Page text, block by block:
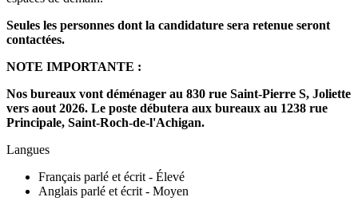
Seules les personnes dont la candidature sera retenue seront
contactées.
NOTE IMPORTANTE :
Nos bureaux vont déménager au 830 rue Saint-Pierre S, Joliette
vers aout 2026. Le poste débutera aux bureaux au 1238 rue
Principale, Saint-Roch-de-l'Achigan.
Langues
Français parlé et écrit - Élevé
Anglais parlé et écrit - Moyen